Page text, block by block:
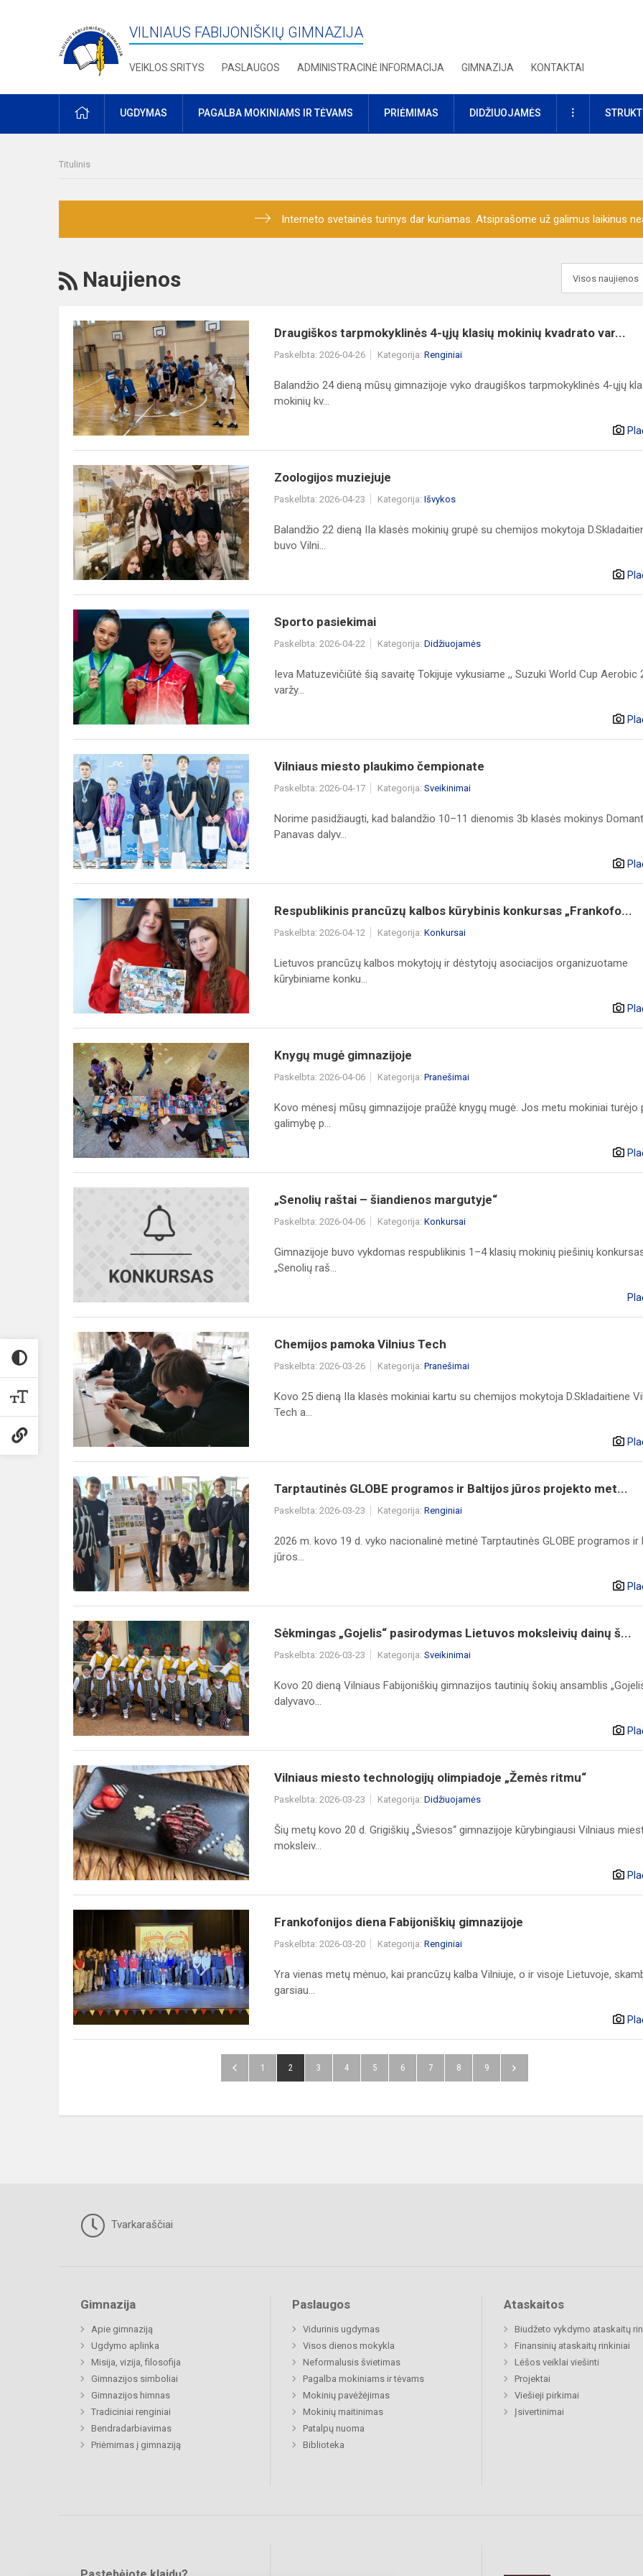
VILNIAUS FABIJONIŠKIŲ GIMNAZIJA
VEIKLOS SRITYS PASLAUGOS ADMINISTRACINĖ INFORMACIJA GIMNAZIJA KONTAKTAI
PRADŽIAUGDYMAS PAGALBA MOKINIAMS IR TĖVAMS PRIĖMIMAS DIDŽIUOJAMĖS DAUGIAU
Titulinis
Interneto svetainės turinys dar kuriamas. Atsiprašome už galimus laikinus
RSS
Naujienos
Draugiškos
tarpmokyklinės
4-
ųjų
klasių
mokinių
kvadrato
var...
Draugiškos tarpmokyklinės 4-ųjų klasių mokinių kvadrato var...
Paskelbta: 2026-04-26 Kategorija: Renginiai
Balandžio 24 dieną mūsų gimnazijoje vyko draugiškos tarpmokyklinės 4-ųjų
mokinių kv...
Zoologijos
muziejuje
Zoologijos muziejuje
Paskelbta: 2026-04-23 Kategorija: Išvykos
Balandžio 22 dieną IIa klasės mokinių grupė su chemijos mokytoja
buvo Vilni...
Sporto
pasiekimai
Sporto pasiekimai
Paskelbta: 2026-04-22 Kategorija: Didžiuojamės
Ieva Matuzevičiūtė šią savaitę Tokijuje vykusiame ,, Suzuki World Cup Aerobic
varžy...
Vilniaus
miesto
plaukimo
čempionate
Vilniaus miesto plaukimo čempionate
Paskelbta: 2026-04-17 Kategorija: Sveikinimai
Norime pasidžiaugti, kad balandžio 10–11 dienomis 3b klasės mokinys
Panavas dalyv...
Respublikinis
prancūzų
kalbos
kūrybinis
konkursas
„Frankofo...
Respublikinis prancūzų kalbos kūrybinis konkursas „Frankofo...
Paskelbta: 2026-04-12 Kategorija: Konkursai
Lietuvos prancūzų kalbos mokytojų ir dėstytojų asociacijos organizuotame
kūrybiniame konku...
Knygų
mugė
gimnazijoje
Knygų mugė gimnazijoje
Paskelbta: 2026-04-06 Kategorija: Pranešimai
Kovo mėnesį mūsų gimnazijoje praūžė knygų mugė. Jos metu mokiniai turėjo
galimybę p...
„Senolių raštai – šiandienos margutyje“
Paskelbta: 2026-04-06 Kategorija: Konkursai
Gimnazijoje buvo vykdomas respublikinis 1–4 klasių mokinių piešinių
„Senolių raš...
Chemijos
pamoka
Vilnius
Tech
Chemijos pamoka Vilnius Tech
Paskelbta: 2026-03-26 Kategorija: Pranešimai
Kovo 25 dieną IIa klasės mokiniai kartu su chemijos mokytoja D.Skladaitiene
Tech a...
Tarptautinės
GLOBE
programos
ir
Baltijos
jūros
projekto
met...
Tarptautinės GLOBE programos ir Baltijos jūros projekto met...
Paskelbta: 2026-03-23 Kategorija: Renginiai
2026 m. kovo 19 d. vyko nacionalinė metinė Tarptautinės GLOBE programos ir
jūros...
Sėkmingas
„Gojelis“
pasirodymas
Lietuvos
moksleivių
dainų
š...
Sėkmingas „Gojelis“ pasirodymas Lietuvos moksleivių dainų š...
Paskelbta: 2026-03-23 Kategorija: Sveikinimai
Kovo 20 dieną Vilniaus Fabijoniškių gimnazijos tautinių šokių ansamblis
dalyvavo...
Vilniaus
miesto
technologijų
olimpiadoje
„Žemės
ritmu“
Vilniaus miesto technologijų olimpiadoje „Žemės ritmu“
Paskelbta: 2026-03-23 Kategorija: Didžiuojamės
Šių metų kovo 20 d. Grigiškių „Šviesos“ gimnazijoje kūrybingiausi Vilniaus
moksleiv...
Frankofonijos
Fabijoniškių
gimnazijoje
Frankofonijos diena Fabijoniškių gimnazijoje
Paskelbta: 2026-03-20 Kategorija: Renginiai
Yra vienas metų mėnuo, kai prancūzų kalba Vilniuje, o ir visoje Lietuvoje,
garsiau...
1 2 3 4 5 6 7 8 9
Tvarkaraščiai
Gimnazija
Apie gimnaziją
Ugdymo aplinka
Misija, vizija, filosofija
Gimnazijos simboliai
Gimnazijos himnas
Tradiciniai renginiai
Bendradarbiavimas
Priėmimas į gimnaziją
Paslaugos
Vidurinis ugdymas
Visos dienos mokykla
Neformalusis švietimas
Pagalba mokiniams ir tėvams
Mokinių pavėžėjimas
Mokinių maitinimas
Patalpų nuoma
Biblioteka
Ataskaitos
Biudžeto vykdymo ataskaitų
Finansinių ataskaitų rinkiniai
Lėšos veiklai viešinti
Projektai
Viešieji pirkimai
Įsivertinimai